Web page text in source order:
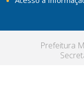
Prefeitura